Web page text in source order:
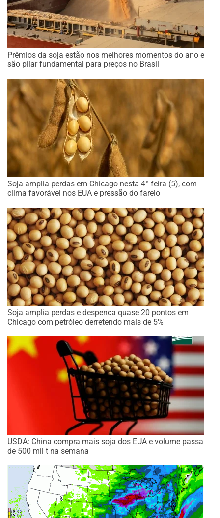
Prêmios da soja estão nos melhores momentos do ano e
são pilar fundamental para preços no Brasil
Soja amplia perdas em Chicago nesta 4ª feira (5), com
clima favorável nos EUA e pressão do farelo
Soja amplia perdas e despenca quase 20 pontos em
Chicago com petróleo derretendo mais de 5%
USDA: China compra mais soja dos EUA e volume passa
de 500 mil t na semana